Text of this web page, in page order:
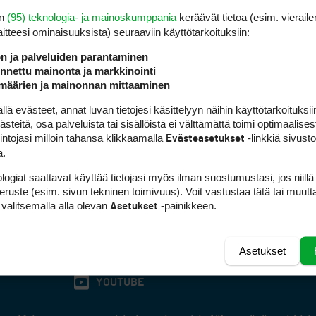
aloittaminen niin helppoa kuin olla ja voi. Ei minkäänlaista
välivuoden pidossa, mikäli jonoa ei ole. Viimeksimainitut asiat eivät
INSTAGRAM
YOUTUBE
(95) teknologia- ja mainoskumppania keräävät tietoa (esim.
ominaisuuk­sista) seuraaviin käyttötarkoituksiin:
ja palveluiden parantaminen
mainonta ja markkinointi
ja mainonnan mittaaminen
evästeet, annat luvan tietojesi käsittelyyn näihin
osa palveluista tai sisällöistä ei välttämättä toimi
milloin tahansa klikkaamalla Evästeasetukset -linkkiä
saattavat käyttää tietojasi myös ilman suostumustasi, jos
(esim. sivun tekninen toimivuus). Voit vastustaa tätä tai
alla olevan Asetukset -painikkeen.
Asetukset